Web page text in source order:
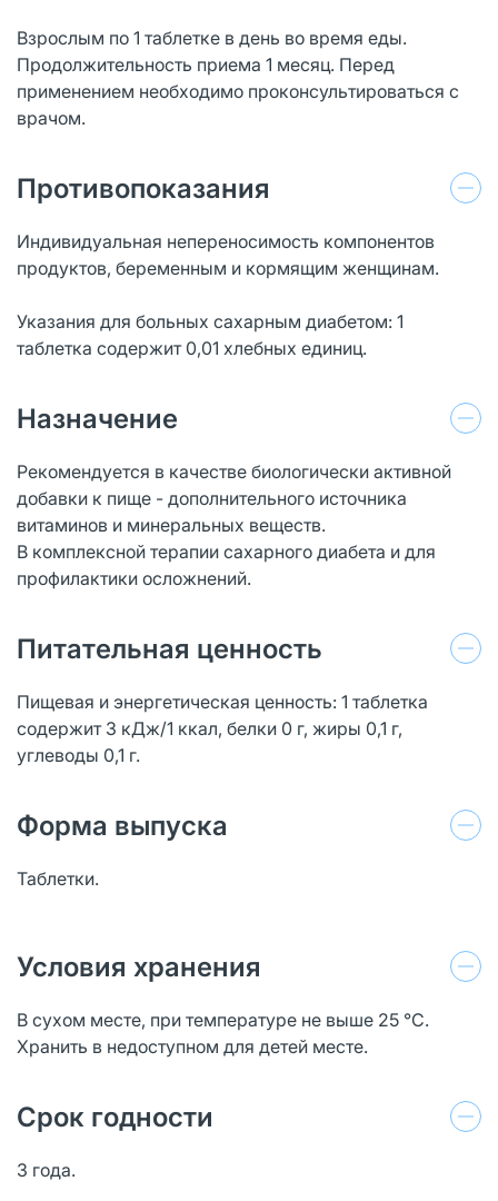
Взрослым по 1 таблетке в день во время еды.
Продолжительность приема 1 месяц. Перед
применением необходимо проконсультироваться с
врачом.
Противопоказания
Индивидуальная непереносимость компонентов
продуктов, беременным и кормящим женщинам.
Указания для больных сахарным диабетом: 1
таблетка содержит 0,01 хлебных единиц.
Назначение
Рекомендуется в качестве биологически активной
добавки к пище - дополнительного источника
витаминов и минеральных веществ.
В комплексной терапии сахарного диабета и для
профилактики осложнений.
Питательная ценность
Пищевая и энергетическая ценность: 1 таблетка
содержит 3 кДж/1 ккал, белки 0 г, жиры 0,1 г,
углеводы 0,1 г.
Форма выпуска
Таблетки.
Условия хранения
В сухом месте, при температуре не выше 25 °C.
Хранить в недоступном для детей месте.
Срок годности
3 года.